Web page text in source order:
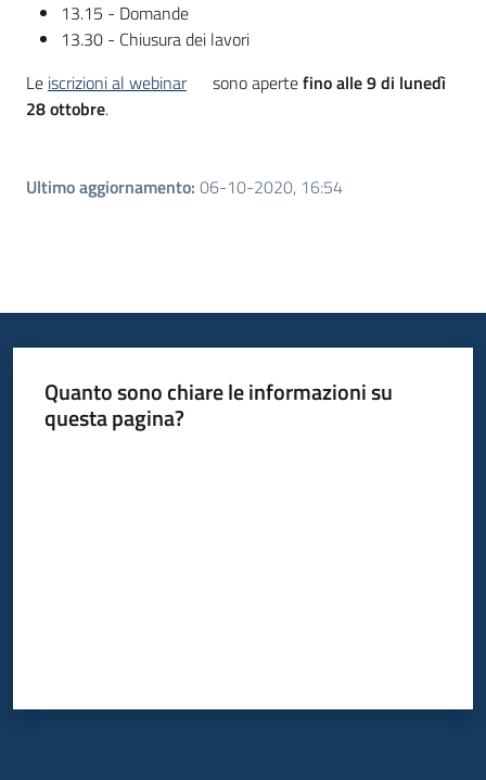
13.15 - Domande
13.30 - Chiusura dei lavori
Le iscrizioni al webinar sono apertefino alle 9 di lunedì
28 ottobre.
Ultimo aggiornamento: 06-10-2020, 16:54
Quanto sono chiare le informazioni su
questa pagina?